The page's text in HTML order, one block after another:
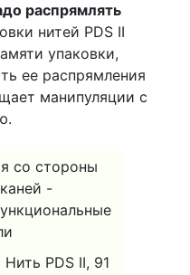
распрямлять
нитей PDS II
упаковки,
ее распрямления
манипуляции с
со стороны
-